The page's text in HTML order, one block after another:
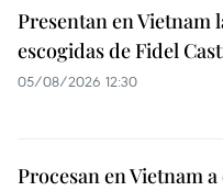
Presentan en Vietnam
escogidas de Fidel
05/08/2026 12:30
Procesan en Vietnam